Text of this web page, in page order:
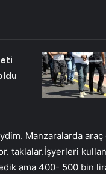
Manzaralarda
taklalar.İşyerleri
ama 400- 500 bin